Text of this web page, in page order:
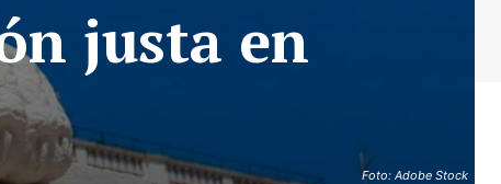
Foto: Adobe Stock
justa en